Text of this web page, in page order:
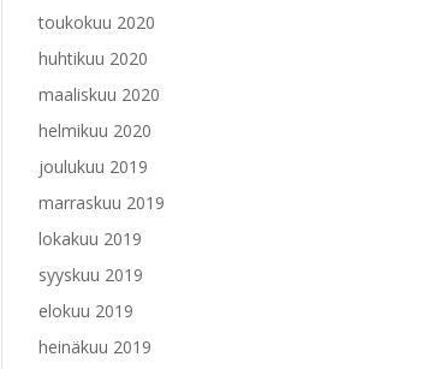
toukokuu 2020
huhtikuu 2020
maaliskuu 2020
helmikuu 2020
joulukuu 2019
marraskuu 2019
lokakuu 2019
syyskuu 2019
elokuu 2019
heinäkuu 2019